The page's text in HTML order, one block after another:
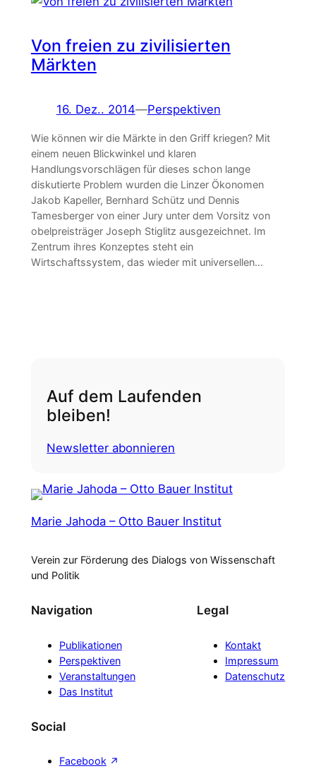
Von freien zu zivilisierten
Märkten
16. Dez.. 2014—Perspektiven
Wie können wir die Märkte in den Griff kriegen? Mit
einem neuen Blickwinkel und klaren
Handlungsvorschlägen für dieses schon lange
diskutierte Problem wurden die Linzer Ökonomen
Jakob Kapeller, Bernhard Schütz und Dennis
Tamesberger von einer Jury unter dem Vorsitz von
obelpreisträger Joseph Stiglitz ausgezeichnet. Im
Zentrum ihres Konzeptes steht ein
Wirtschaftssystem, das wieder mit universellen…
Auf dem Laufenden
bleiben!
Newsletter abonnieren
Marie Jahoda – Otto Bauer Institut
Verein zur Förderung des Dialogs von Wissenschaft
und Politik
Navigation
Publikationen
Perspektiven
Veranstaltungen
Das Institut
Legal
Kontakt
Impressum
Datenschutz
Social
Facebook